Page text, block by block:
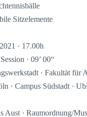
Sitzelemente
· 17.00h
· 09’ 00“
· Fakultät für
· Campus Südstadt ·
Aust · Raumordnung/